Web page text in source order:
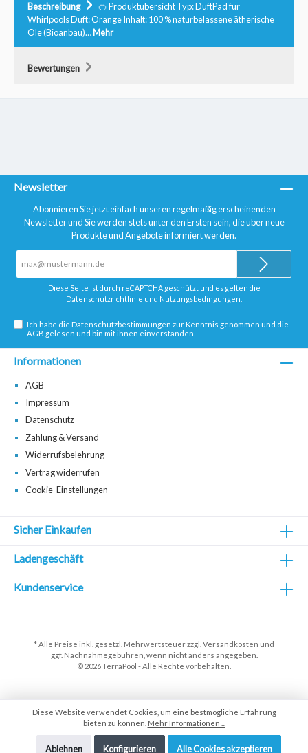
Beschreibung
🍊 Produktübersicht Typ: DuftPad für
Whirlpools Duft: Orange Inhalt: 100 % naturbelassene ätherische
Öle (Bioanbau)…Mehr
Bewertungen
Newsletter
Abonnieren Sie jetzt einfach unseren regelmäßig erscheinenden
Newsletter und Sie werden stets unter den Ersten sein, die über neue
Produkte und Angebote informiert werden.
Adresse*
Diese Seite ist durch reCAPTCHA geschützt und es gelten die
Datenschutzrichtlinie und Nutzungsbedingungen
Ich habe dieDatenschutzbestimmungen zur Kenntnis genommen und die
AGB gelesen und bin mit ihnen einverstanden.
Kundenservice
Informationen
AGB
Impressum
Datenschutz
Zahlung & Versand
Widerrufsbelehrung
Vertrag widerrufen
Cookie-Einstellungen
Sicher Einkaufen
Ladengeschäft
* Alle Preise inkl. gesetzl. Mehrwertsteuer zzgl. Versandkosten und
ggf. Nachnahmegebühren, wenn nicht anders angegeben.
© 2026 TerraPool - Alle Rechte vorbehalten.
Diese Website verwendet Cookies, um eine bestmögliche Erfahrung
bieten zu können. Mehr Informationen ...
Ablehnen Konfigurieren Alle Cookies akzeptieren